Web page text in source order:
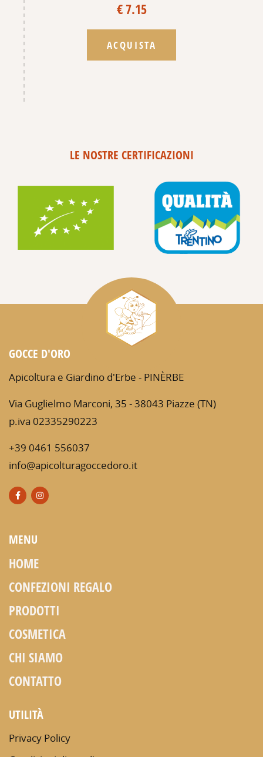
€ 7.15
ACQUISTA
LE NOSTRE CERTIFICAZIONI
GOCCE D'ORO
Apicoltura e Giardino d'Erbe - PINÈRBE
Via Guglielmo Marconi, 35 - 38043 Piazze (TN)
p.iva 02335290223
+39 0461 556037
info@apicolturagoccedoro.it
MENU
HOME
CONFEZIONI REGALO
PRODOTTI
COSMETICA
CHI SIAMO
CONTATTO
UTILITÀ
Privacy Policy